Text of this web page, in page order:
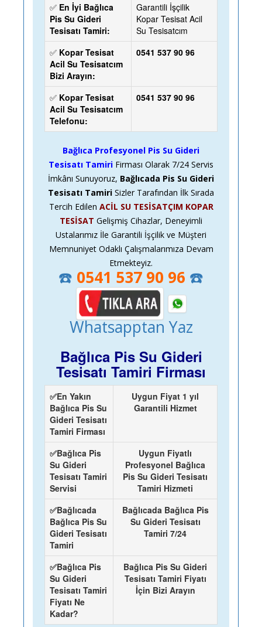
✅ En İyi Bağlıca
Pis Su Gideri
Tesisatı Tamiri:
Garantili İşçilik
Kopar Tesisat Acil
Su Tesisatcım
✅ Kopar Tesisat
Acil Su Tesisatcım
Bizi Arayın:
0541 537 90 96
✅ Kopar Tesisat
Acil Su Tesisatcım
Telefonu:
0541 537 90 96
Bağlıca Profesyonel Pis Su Gideri
Tesisatı Tamiri Firması Olarak 7/24 Servis
İmkânı Sunuyoruz, Bağlıcada Pis Su Gideri
Tesisatı Tamiri Sizler Tarafından İlk Sırada
Tercih Edilen ACİL SU TESİSATÇIM KOPAR
TESİSAT Gelişmiş Cihazlar, Deneyimli
Ustalarımız İle Garantili İşçilik ve Müşteri
Memnuniyet Odaklı Çalışmalarımıza Devam
Etmekteyiz.
☎️ 0541 537 90 96 ☎️
Whatsapptan Yaz
Bağlıca Pis Su Gideri
Tesisatı Tamiri Firması
✅En Yakın
Bağlıca Pis Su
Gideri Tesisatı
Tamiri Firması
Uygun Fiyat 1 yıl
Garantili Hizmet
✅Bağlıca Pis
Su Gideri
Tesisatı Tamiri
Servisi
Uygun Fiyatlı
Profesyonel Bağlıca
Pis Su Gideri Tesisatı
Tamiri Hizmeti
✅Bağlıcada
Bağlıca Pis Su
Gideri Tesisatı
Tamiri
Bağlıcada Bağlıca Pis
Su Gideri Tesisatı
Tamiri 7/24
✅Bağlıca Pis
Su Gideri
Tesisatı Tamiri
Fiyatı Ne
Kadar?
Bağlıca Pis Su Gideri
Tesisatı Tamiri Fiyatı
İçin Bizi Arayın